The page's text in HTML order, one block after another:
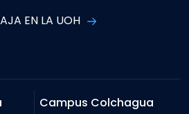
EN LA UOH
Campus Colchagua